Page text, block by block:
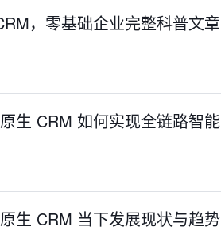
，零基础企业完整科普文章
生 CRM 如何实现全链路智能
生 CRM 当下发展现状与趋势